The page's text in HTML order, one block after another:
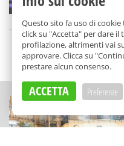
Questo sito fa uso di
click su "Accetta" per dare
profilazione, altrimenti vai
approvare. Clicca su
prestare alcun consenso.
ACCETTA Preferenze